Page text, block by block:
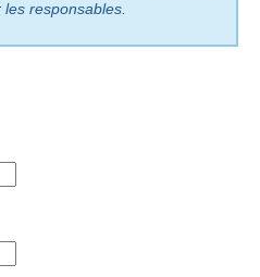
les responsables.